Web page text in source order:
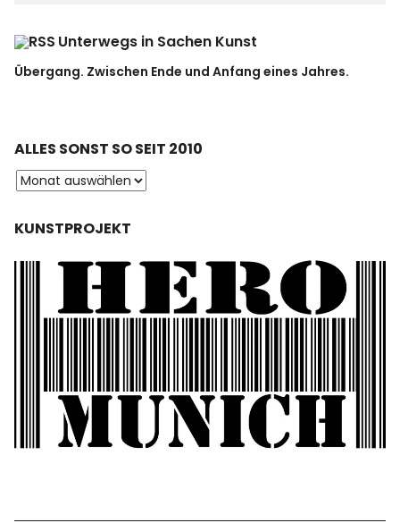
Unterwegs in Sachen Kunst
Übergang. Zwischen Ende und Anfang eines Jahres.
ALLES SONST SO SEIT 2010
KUNSTPROJEKT